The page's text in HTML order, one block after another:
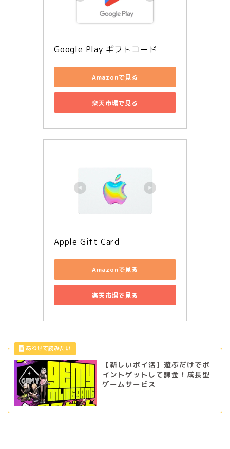
Google Play ギフトコード
Amazonで見る
楽天市場で見る
Apple Gift Card
Amazonで見る
楽天市場で見る
【新しいポイ活】遊ぶだけでポ
イントゲットして課金！成長型
ゲームサービス